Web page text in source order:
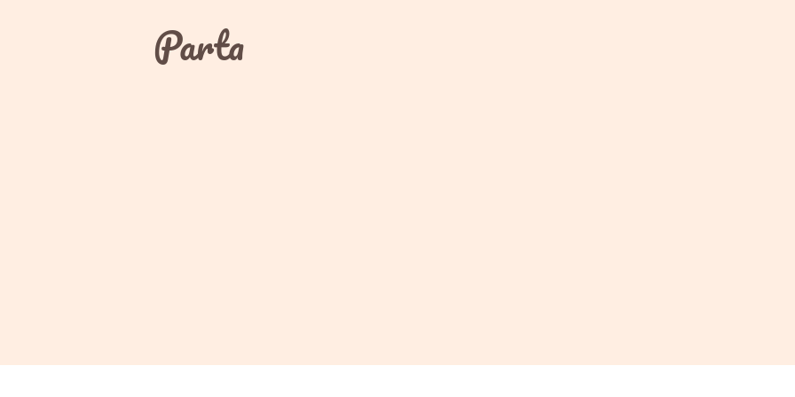
Parta